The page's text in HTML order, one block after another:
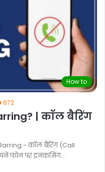
How to
672
| कॉल बैरिंग
कॉल बैरिंग (Call
फोन पर इनकमिंग…